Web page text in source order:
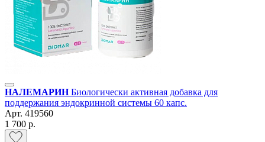
НАЛЕМАРИНБиологически активная добавка для
поддержания эндокринной системы 60 капс.
Арт. 419560
1 700 р.